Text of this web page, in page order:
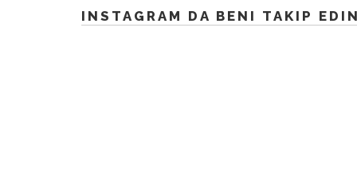
INSTAGRAM DA BENI TAKIP